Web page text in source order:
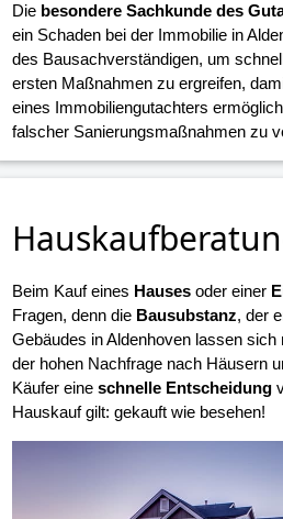
Die besondere Sachkunde des
ein Schaden bei der Immobilie in
des Bausachverständigen, um
ersten Maßnahmen zu ergreifen,
eines Immobiliengutachters
falscher Sanierungsmaßnahmen zu
Beim Kauf eines Hausesoder einer
Fragen, denn die Bausubstanz, der
Gebäudes in Aldenhoven lassen
der hohen Nachfrage nach Häusern
Käufer eine schnelle Entscheidung
Hauskauf gilt: gekauft wie besehen!